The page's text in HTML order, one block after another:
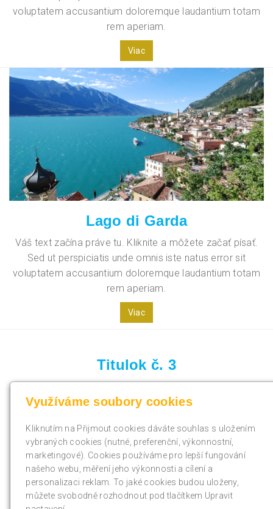
voluptatem accusantium doloremque laudantium totam
rem aperiam.
Viac
Lago di Garda
Váš text začína práve tu. Kliknite a môžete začať písať.
Sed ut perspiciatis unde omnis iste natus error sit
voluptatem accusantium doloremque laudantium totam
rem aperiam.
Viac
Titulok č. 3
Sed ut perspiciatis unde omnis iste natus error sit
rem aperiam.
Viac
Využíváme soubory cookies
Kliknutím na Přijmout cookies dáváte souhlas s uložením
vybraných cookies (nutné, preferenční, výkonnostní,
marketingové). Cookies používáme pro lepší fungování
našeho webu, měření jeho výkonnosti a cílení a
personalizaci reklam. To jaké cookies budou uloženy,
můžete svobodně rozhodnout pod tlačítkem Upravit